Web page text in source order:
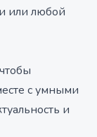
или любой
с умными
и